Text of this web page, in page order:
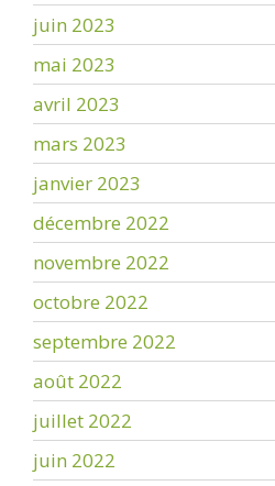
juin 2023
mai 2023
avril 2023
mars 2023
janvier 2023
décembre 2022
novembre 2022
octobre 2022
septembre 2022
août 2022
juillet 2022
juin 2022